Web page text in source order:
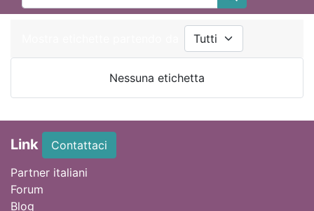
Nessuna etichetta
Link
Contattaci
Partner italiani
Forum
Blog